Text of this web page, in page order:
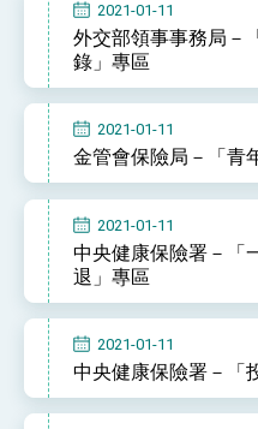
總統接受「法新
外交部長林佳龍
世界 需要台灣
「見證蛻變，分
位轉 型迎向下
總統主持「台
明臺美合作三
領 下一個世代
述印太安全局勢
作
外交部長林佳龍
訪問團
外交部長林佳龍
成「臺美對等貿
2021-01-11
外交部領事事務局－
錄」專區
2021-01-11
金管會保險局－「青
2021-01-11
中央健康保險署－「
退」專區
2021-01-11
中央健康保險署－「